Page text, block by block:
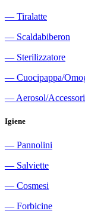
― Tiralatte
― Scaldabiberon
― Sterilizzatore
― Cuocipappa/
― Aerosol/
Igiene
― Pannolini
― Salviette
― Cosmesi
― Forbicine